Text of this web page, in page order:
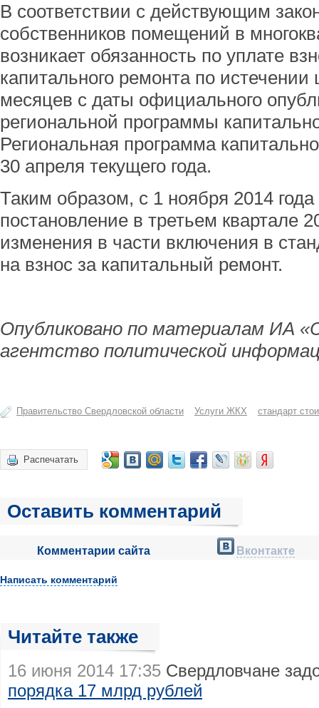
В соответствии с действующим
собственников помещений в
возникает обязанность по уплате
капитального ремонта по
месяцев с даты официального
региональной программы
Региональная программа
30 апреля текущего года.
Таким образом, с 1 ноября 2014
постановление в третьем квартале
изменения в части включения в
на взнос за капитальный ремонт.
Опубликовано по материалам ИА
агентство политической
Правительство Свердловской области Услуги ЖКХ стандарт
Распечатать
Оставить комментарий
Комментарии сайта Вконтакте
Написать комментарий
Читайте также
16 июня 2014 17:35 Свердловчане
порядка 17 млрд рублей